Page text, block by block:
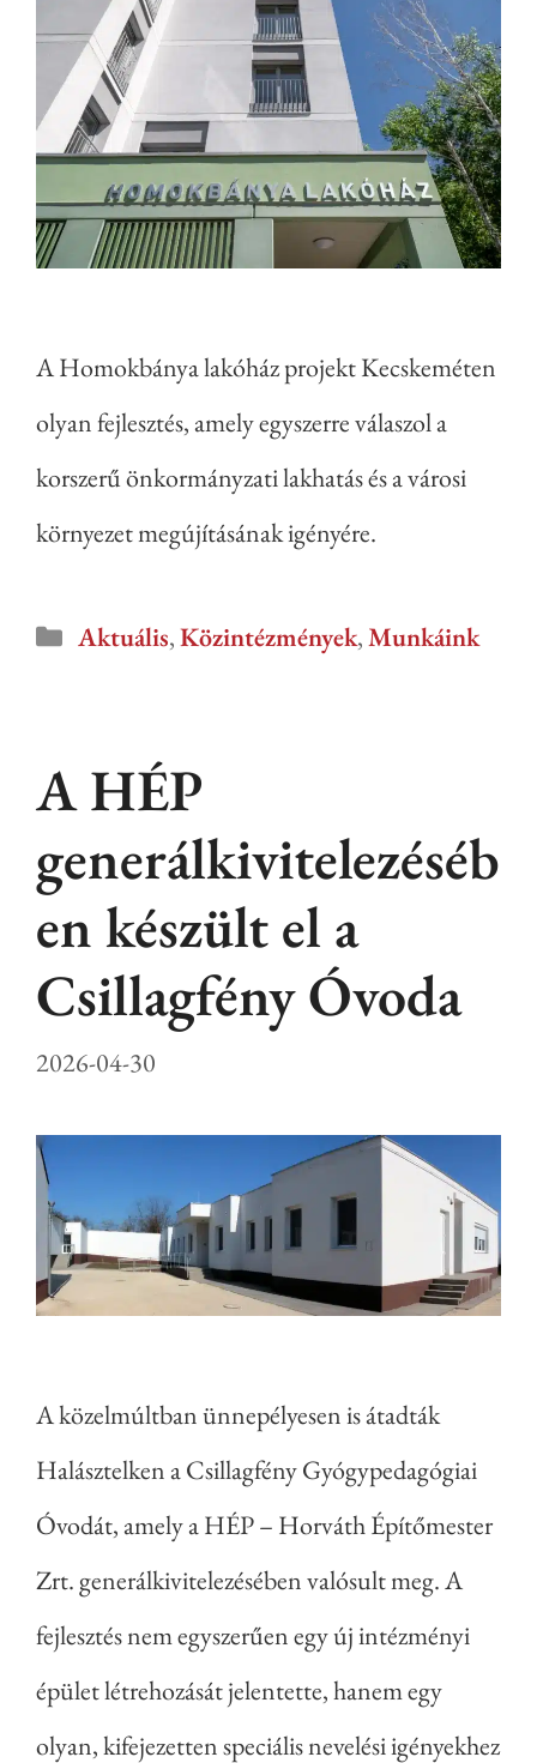
A Homokbánya lakóház projekt Kecskeméten
olyan fejlesztés, amely egyszerre válaszol a
korszerű önkormányzati lakhatás és a városi
környezet megújításának igényére.
Aktuális,Közintézmények,Munkáink
A HÉP
generálkivitelezéséb
en készült el a
Csillagfény Óvoda
2026-04-30
A közelmúltban ünnepélyesen is átadták
Halásztelken a Csillagfény Gyógypedagógiai
Óvodát, amely a HÉP – Horváth Építőmester
Zrt. generálkivitelezésében valósult meg. A
fejlesztés nem egyszerűen egy új intézményi
épület létrehozását jelentette, hanem egy
olyan, kifejezetten speciális nevelési igényekhez